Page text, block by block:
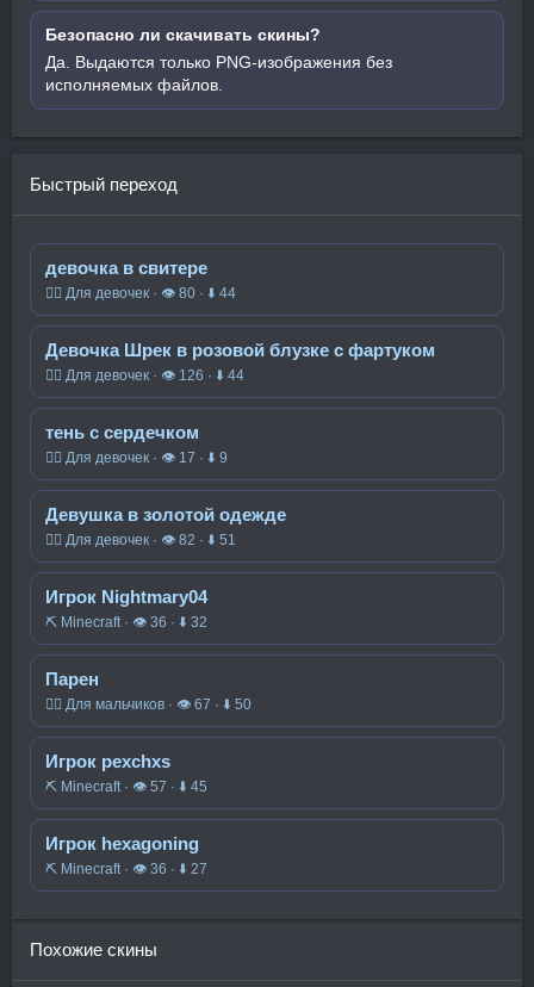
Безопасно ли скачивать скины?
Да. Выдаются только PNG-изображения без
исполняемых файлов.
Быстрый переход
девочка в свитере
🧍‍♀️ Для девочек · 👁 80 · ⬇ 44
Девочка Шрек в розовой блузке с фартуком
🧍‍♀️ Для девочек · 👁 126 · ⬇ 44
тень с сердечком
🧍‍♀️ Для девочек · 👁 17 · ⬇ 9
Девушка в золотой одежде
🧍‍♀️ Для девочек · 👁 82 · ⬇ 51
Игрок Nightmary04
⛏️ Minecraft · 👁 36 · ⬇ 32
Парен
🧍‍♂️ Для мальчиков · 👁 67 · ⬇ 50
Игрок pexchxs
⛏️ Minecraft · 👁 57 · ⬇ 45
Игрок hexagoning
⛏️ Minecraft · 👁 36 · ⬇ 27
Похожие скины